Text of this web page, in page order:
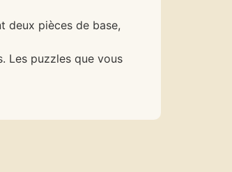
deux pièces de base,
Les puzzles que vous